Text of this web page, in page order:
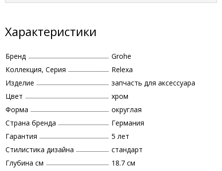
Характеристики
Бренд
Grohe
Коллекция, Серия
Relexa
Изделие
запчасть для аксессуара
Цвет
хром
Форма
округлая
Страна бренда
Германия
Гарантия
5 лет
Стилистика дизайна
стандарт
Глубина см
18.7 см